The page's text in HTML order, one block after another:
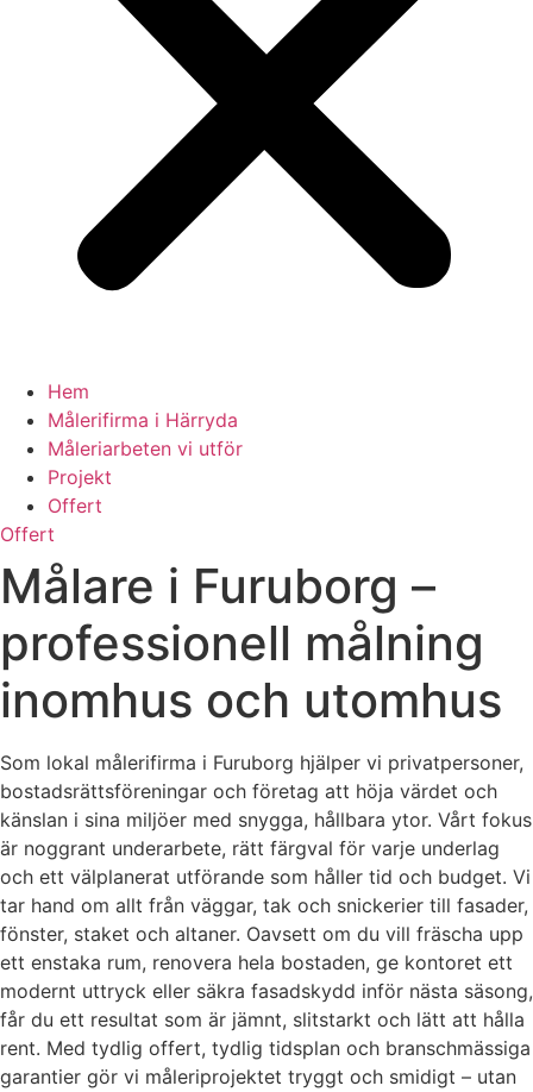
Hem
Målerifirma i Härryda
Måleriarbeten vi utför
Projekt
Offert
Offert
Målare i Furuborg –
professionell målning
inomhus och utomhus
Som lokal målerifirma i Furuborg hjälper vi privatpersoner,
bostadsrättsföreningar och företag att höja värdet och
känslan i sina miljöer med snygga, hållbara ytor. Vårt fokus
är noggrant underarbete, rätt färgval för varje underlag
och ett välplanerat utförande som håller tid och budget. Vi
tar hand om allt från väggar, tak och snickerier till fasader,
fönster, staket och altaner. Oavsett om du vill fräscha upp
ett enstaka rum, renovera hela bostaden, ge kontoret ett
modernt uttryck eller säkra fasadskydd inför nästa säsong,
får du ett resultat som är jämnt, slitstarkt och lätt att hålla
rent. Med tydlig offert, tydlig tidsplan och branschmässiga
garantier gör vi måleriprojektet tryggt och smidigt – utan